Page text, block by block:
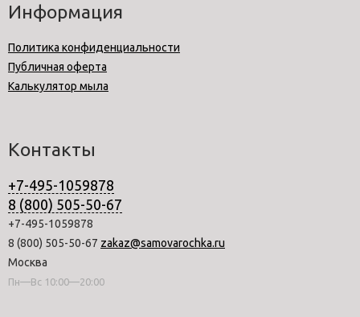
Информация
Политика конфиденциальности
Публичная оферта
Калькулятор мыла
Контакты
+7-495-1059878
8 (800) 505-50-67
+7-495-1059878
8 (800) 505-50-67 zakaz@samovarochka.ru
Москва
Пн—Вс 10:00—20:00